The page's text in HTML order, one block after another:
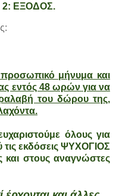
ΕΞΟΔΟΣ.
προσωπικό μήνυμα και
εντός 48 ωρών για να
του δώρου της,
όλους για
εκδόσεις ΨΥΧΟΓΙΟΣ
στους αναγνώστες